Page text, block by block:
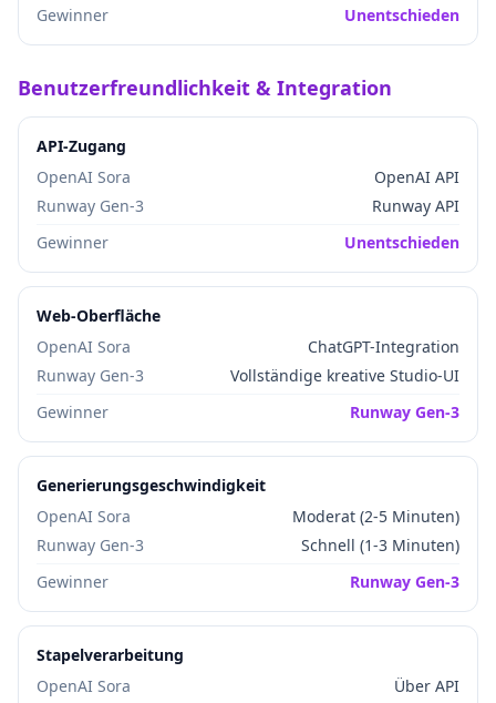
Gewinner
Unentschieden
Benutzerfreundlichkeit & Integration
API-Zugang
OpenAI Sora
OpenAI API
Runway Gen-3
Runway API
Gewinner
Unentschieden
Web-Oberfläche
OpenAI Sora
ChatGPT-Integration
Runway Gen-3
Vollständige kreative Studio-UI
Gewinner
Runway Gen-3
Generierungsgeschwindigkeit
OpenAI Sora
Moderat (2-5 Minuten)
Runway Gen-3
Schnell (1-3 Minuten)
Gewinner
Runway Gen-3
Stapelverarbeitung
OpenAI Sora
Über API